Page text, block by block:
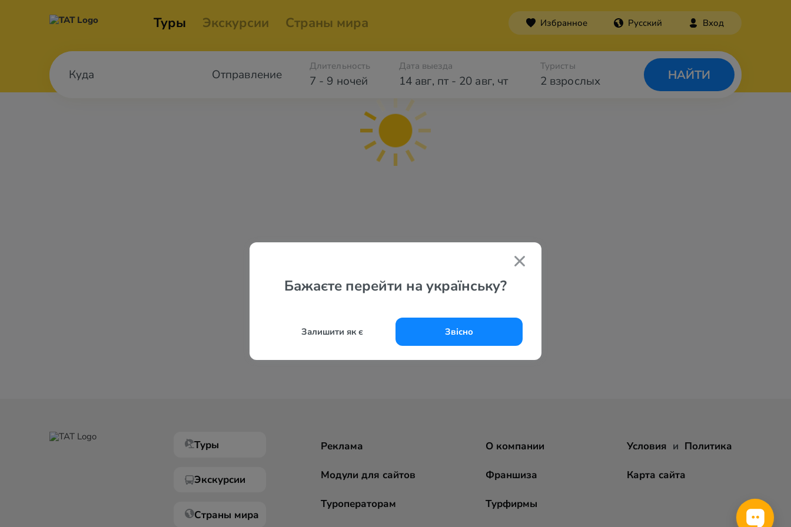
Туры Экскурсии Страны мира Избранное Русский Вход
Отправление 7 - 9 ночей
Длительность Дата выезда
14 авг, пт- 20 авг, чт 2 взрослых
Туристы
НАЙТИ
Бажаєте перейти на українську?
Залишити як є Звісно
Туры
Экскурсии
Страны мира
Реклама
Модули для сайтов
Туроператорам
О компании
Франшиза
Турфирмы
Условия и Политика
Карта сайта